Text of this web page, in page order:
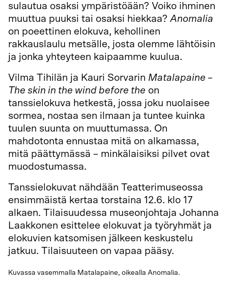
sulautua osaksi ympäristöään? Voiko ihminen
muuttua puuksi tai osaksi hiekkaa? Anomalia
on poeettinen elokuva, kehollinen
rakkauslaulu metsälle, josta olemme lähtöisin
ja jonka yhteyteen kaipaamme kuulua.
Vilma Tihilän ja Kauri Sorvarin Matalapaine –
The skin in the wind before the on
tanssielokuva hetkestä, jossa joku nuolaisee
sormea, nostaa sen ilmaan ja tuntee kuinka
tuulen suunta on muuttumassa. On
mahdotonta ennustaa mitä on alkamassa,
mitä päättymässä – minkälaisiksi pilvet ovat
muodostumassa.
Tanssielokuvat nähdään Teatterimuseossa
ensimmäistä kertaa torstaina 12.6. klo 17
alkaen. Tilaisuudessa museonjohtaja Johanna
Laakkonen esittelee elokuvat ja työryhmät ja
elokuvien katsomisen jälkeen keskustelu
jatkuu. Tilaisuuteen on vapaa pääsy.
Kuvassa vasemmalla Matalapaine, oikealla Anomalia.